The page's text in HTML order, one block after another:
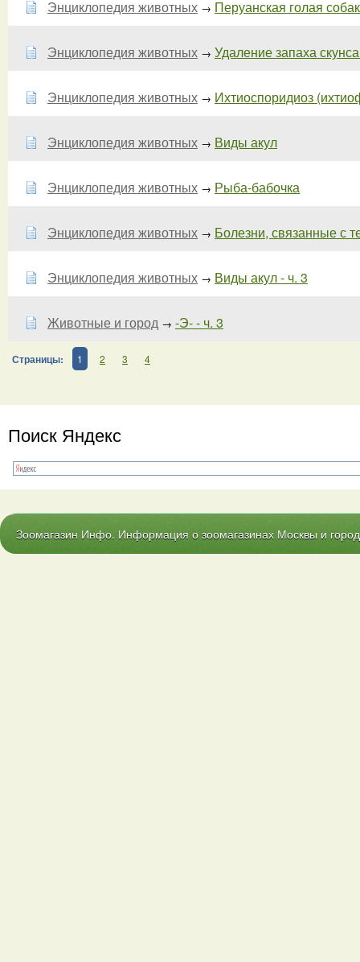
Энциклопедия животных → Перуанская голая
Энциклопедия животных → Удаление запаха
Энциклопедия животных → Ихтиоспоридиоз
Энциклопедия животных → Виды акул
Энциклопедия животных → Рыба-бабочка
Энциклопедия животных → Болезни, связанные с
Энциклопедия животных → Виды акул - ч. 3
Животные и город → -Э- - ч. 3
Страницы: 1 2 3 4
Поиск Яндекс
Зоомагазин Инфо. Информация о зоомагазинах Москвы и